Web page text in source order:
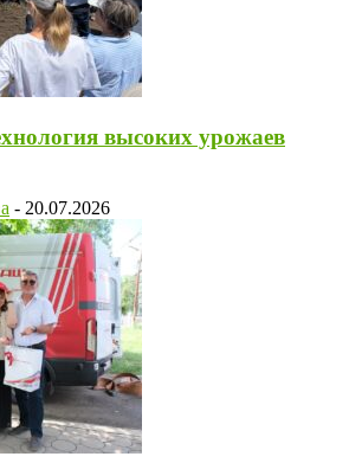
высоких урожаев
- 20.07.2026